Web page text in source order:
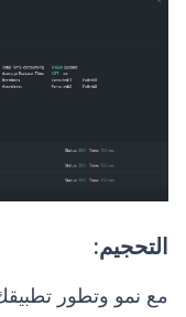
التحجيم: